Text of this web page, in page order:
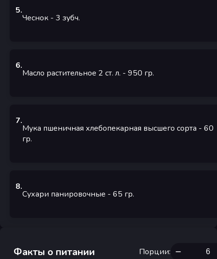
5.
Чеснок - 3 зубч.
6.
Масло растительное 2 ст. л. - 950 гр.
7.
Мука пшеничная хлебопекарная высшего сорта - 60
гр.
8.
Сухари панировочные - 65 гр.
Факты о питании Порции: